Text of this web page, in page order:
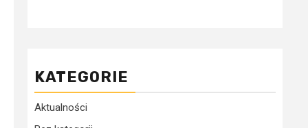
KATEGORIE
Aktualności